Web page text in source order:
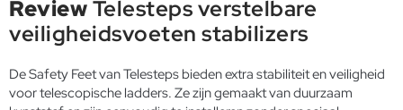
ReviewTelesteps verstelbare
veiligheidsvoeten stabilizers
De Safety Feet van Telesteps bieden extra stabiliteit en veiligheid
voor telescopische ladders. Ze zijn gemaakt van duurzaam